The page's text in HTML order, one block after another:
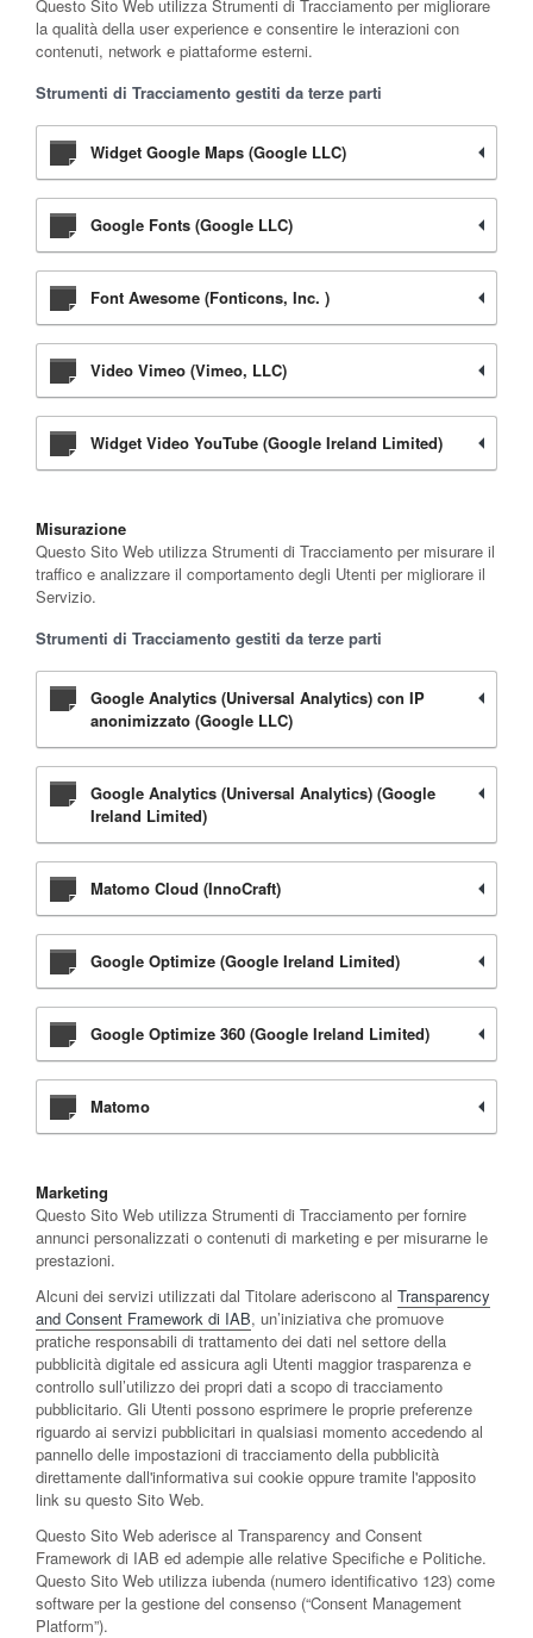
Questo Sito Web utilizza Strumenti di Tracciamento per migliorare
la qualità della user experience e consentire le interazioni con
contenuti, network e piattaforme esterni.
Strumenti di Tracciamento gestiti da terze parti
Widget Google Maps (Google LLC)
Google Fonts (Google LLC)
Font Awesome (Fonticons, Inc. )
Video Vimeo (Vimeo, LLC)
Widget Video YouTube (Google Ireland Limited)
Misurazione
Questo Sito Web utilizza Strumenti di Tracciamento per misurare il
traffico e analizzare il comportamento degli Utenti per migliorare il
Servizio.
Strumenti di Tracciamento gestiti da terze parti
Google Analytics (Universal Analytics) con IP
anonimizzato (Google LLC)
Google Analytics (Universal Analytics) (Google
Ireland Limited)
Matomo Cloud (InnoCraft)
Google Optimize (Google Ireland Limited)
Google Optimize 360 (Google Ireland Limited)
Matomo
Marketing
Questo Sito Web utilizza Strumenti di Tracciamento per fornire
annunci personalizzati o contenuti di marketing e per misurarne le
prestazioni.
Alcuni dei servizi utilizzati dal Titolare aderiscono al Transparency
and Consent Framework di IAB, un’iniziativa che promuove
pratiche responsabili di trattamento dei dati nel settore della
pubblicità digitale ed assicura agli Utenti maggior trasparenza e
controllo sull’utilizzo dei propri dati a scopo di tracciamento
pubblicitario. Gli Utenti possono esprimere le proprie preferenze
riguardo ai servizi pubblicitari in qualsiasi momento accedendo al
pannello delle impostazioni di tracciamento della pubblicità
direttamente dall'informativa sui cookie oppure tramite l'apposito
link su questo Sito Web.
Questo Sito Web aderisce al Transparency and Consent
Framework di IAB ed adempie alle relative Specifiche e Politiche.
Questo Sito Web utilizza iubenda (numero identificativo 123) come
software per la gestione del consenso (“Consent Management
Platform”).